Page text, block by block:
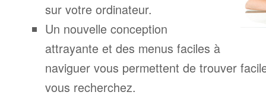
sur votre ordinateur.
Un nouvelle conception
attrayante et des menus faciles à
naviguer vous permettent de trouver
vous recherchez.